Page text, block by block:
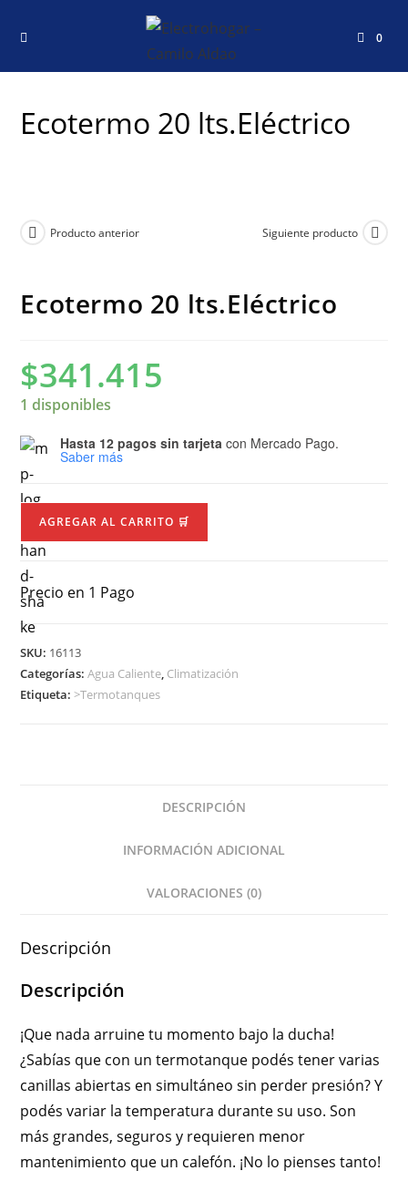
0
Ecotermo 20 lts.Eléctrico
Producto anterior Siguiente producto
Ecotermo 20 lts.Eléctrico
$341.415
1 disponibles
Hasta 12 pagos sin tarjeta con Mercado Pago.
Saber más
AGREGAR AL CARRITO 🛒
Precio en 1 Pago
SKU: 16113
Categorías:Agua Caliente, Climatización
Etiqueta:>Termotanques
DESCRIPCIÓN
INFORMACIÓN ADICIONAL
VALORACIONES (0)
Descripción
Descripción
¡Que nada arruine tu momento bajo la ducha!
¿Sabías que con un termotanque podés tener varias
canillas abiertas en simultáneo sin perder presión? Y
podés variar la temperatura durante su uso. Son
más grandes, seguros y requieren menor
mantenimiento que un calefón. ¡No lo pienses tanto!